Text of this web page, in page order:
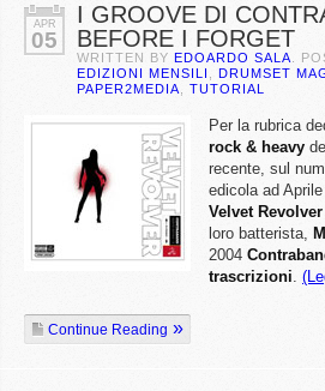
APR
05
I GROOVE DI
BEFORE I FORGET
WRITTEN BY EDOARDO SALA .
EDIZIONI MENSILI
DRUMSET
PAPER2MEDIA
TUTORIAL
Per la rubrica
rock & heavy
recente, sul
edicola ad
Velvet Revolver
loro batterista,
2004
trascrizioni.
Continue Reading